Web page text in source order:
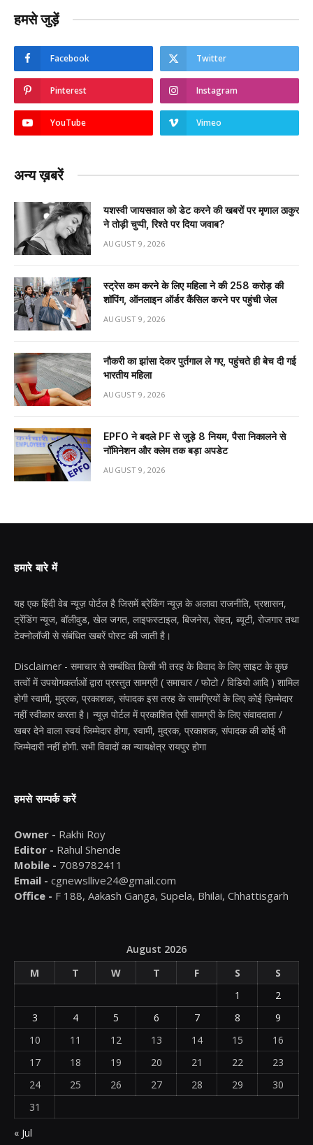
हमसे जुड़ें
Facebook Twitter
Pinterest Instagram
YouTube Vimeo
अन्य ख़बरें
यशस्वी जायसवाल को डेट करने की खबरों पर मृणाल ठाकुर
ने तोड़ी चुप्पी, रिश्ते पर दिया जवाब?
AUGUST 9, 2026
स्ट्रेस कम करने के लिए महिला ने की ₹258 करोड़ की
शॉपिंग, ऑनलाइन ऑर्डर कैंसिल करने पर पहुंची जेल
AUGUST 9, 2026
नौकरी का झांसा देकर पुर्तगाल ले गए, पहुंचते ही बेच दी गई
भारतीय महिला
AUGUST 9, 2026
EPFO ने बदले PF से जुड़े 8 नियम, पैसा निकालने से
नॉमिनेशन और क्लेम तक बड़ा अपडेट
AUGUST 9, 2026
हमारे बारे में
यह एक हिंदी वेब न्यूज़ पोर्टल है जिसमें ब्रेकिंग न्यूज़ के अलावा राजनीति, प्रशासन,
ट्रेंडिंग न्यूज, बॉलीवुड, खेल जगत, लाइफस्टाइल, बिजनेस, सेहत, ब्यूटी, रोजगार तथा
टेक्नोलॉजी से संबंधित खबरें पोस्ट की जाती है।
Disclaimer - समाचार से सम्बंधित किसी भी तरह के विवाद के लिए साइट के कुछ
तत्वों में उपयोगकर्ताओं द्वारा प्रस्तुत सामग्री ( समाचार / फोटो / विडियो आदि ) शामिल
होगी स्वामी, मुद्रक, प्रकाशक, संपादक इस तरह के सामग्रियों के लिए कोई ज़िम्मेदार
नहीं स्वीकार करता है। न्यूज़ पोर्टल में प्रकाशित ऐसी सामग्री के लिए संवाददाता /
खबर देने वाला स्वयं जिम्मेदार होगा, स्वामी, मुद्रक, प्रकाशक, संपादक की कोई भी
जिम्मेदारी नहीं होगी. सभी विवादों का न्यायक्षेत्र रायपुर होगा
हमसे सम्पर्क करें
Owner - Rakhi Roy
Editor - Rahul Shende
Mobile - 7089782411
Email - cgnewsllive24@gmail.com
Office - F 188, Aakash Ganga, Supela, Bhilai, Chhattisgarh
August 2026
M
T W T F S
S
1
2
3
4 5 6 7 8
9
10
11 12 13 14 15
16
17
18 19 20 21 22
23
24
25 26 27 28 29
30
31
« Jul